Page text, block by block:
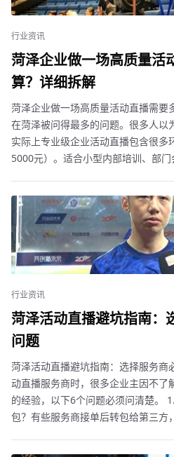
行业资讯
菏泽企业做一场高质量活
算？详细拆解
菏泽企业做一场高质量活动直播需要
在菏泽被问得最多的问题。很多人以
实际上专业级企业活动直播包含很多
5000元）。适合小型内部培训、部
行业资讯
菏泽活动直播避坑指南：
问题
菏泽活动直播避坑指南：选择服务商
动直播服务商时，很多企业主因不了
的经验，以下6个问题必须问清楚。
包？有些服务商接单后转包给第三方